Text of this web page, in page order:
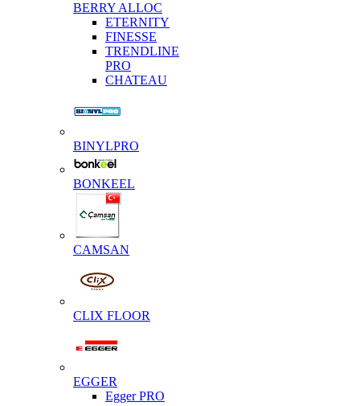
BERRY ALLOC
ETERNITY
FINESSE
TRENDLINE
PRO
CHATEAU
BINYLPRO
BONKEEL
CAMSAN
CLIX FLOOR
EGGER
Egger PRO